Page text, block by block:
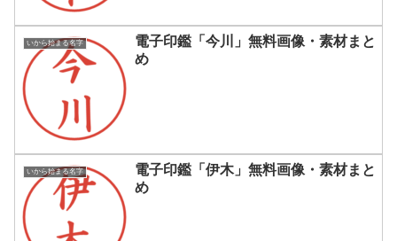
いから始まる名字
電子印鑑「今川」無料画像・素材まと
め
いから始まる名字
電子印鑑「伊木」無料画像・素材まと
め